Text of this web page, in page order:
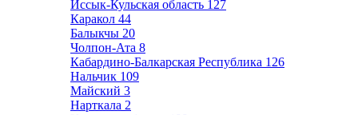
Иссык-Кульская область 127
Каракол 44
Балыкчы 20
Чолпон-Ата 8
Кабардино-Балкарская Республика 126
Нальчик 109
Майский 3
Нарткала 2